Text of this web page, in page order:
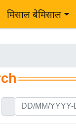
मिसाल बेमिसाल